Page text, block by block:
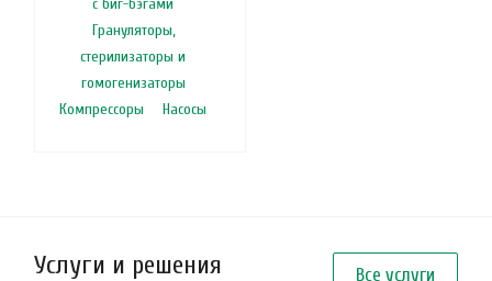
Грануляторы,
стерилизаторы и
гомогенизаторы
Компрессоры
Насосы
Все услуги
Услуги и решения